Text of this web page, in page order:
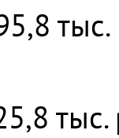
тыс.
тыс.